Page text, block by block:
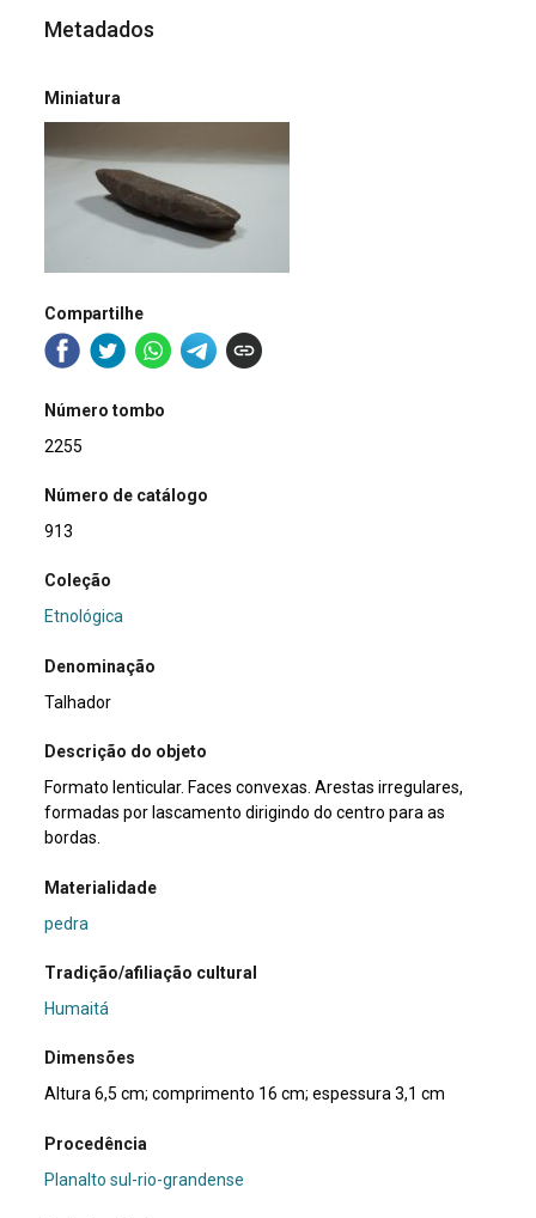
Metadados
Miniatura
Compartilhe
Número tombo
2255
Número de catálogo
913
Coleção
Etnológica
Denominação
Talhador
Descrição do objeto
Formato lenticular. Faces convexas. Arestas irregulares,
formadas por lascamento dirigindo do centro para as
bordas.
Materialidade
pedra
Tradição/afiliação cultural
Humaitá
Dimensões
Altura 6,5 cm; comprimento 16 cm; espessura 3,1 cm
Procedência
Planalto sul-rio-grandense